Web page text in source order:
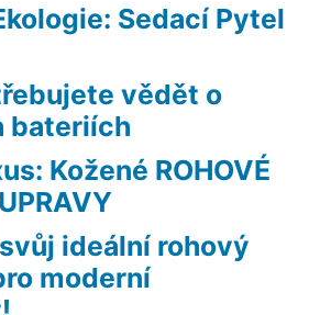
Sedací Pytel
vědět o
bateriích
Kožené ROHOVÉ
ideální rohový
moderní